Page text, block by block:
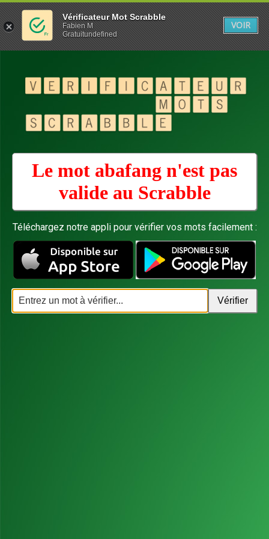
Le mot abafang n'est pas
valide au Scrabble
Téléchargez notre appli pour vérifier vos mots facilement :
Vérificateur Mot Scrabble
Fabien M
Gratuitundefined
VOIR